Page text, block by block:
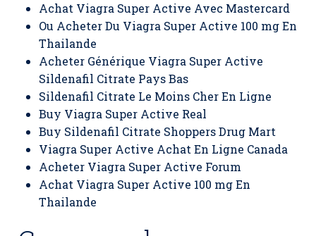
Achat Viagra Super Active Avec Mastercard
Ou Acheter Du Viagra Super Active 100 mg En
Thailande
Acheter Générique Viagra Super Active
Sildenafil Citrate Pays Bas
Sildenafil Citrate Le Moins Cher En Ligne
Buy Viagra Super Active Real
Buy Sildenafil Citrate Shoppers Drug Mart
Viagra Super Active Achat En Ligne Canada
Acheter Viagra Super Active Forum
Achat Viagra Super Active 100 mg En
Thailande